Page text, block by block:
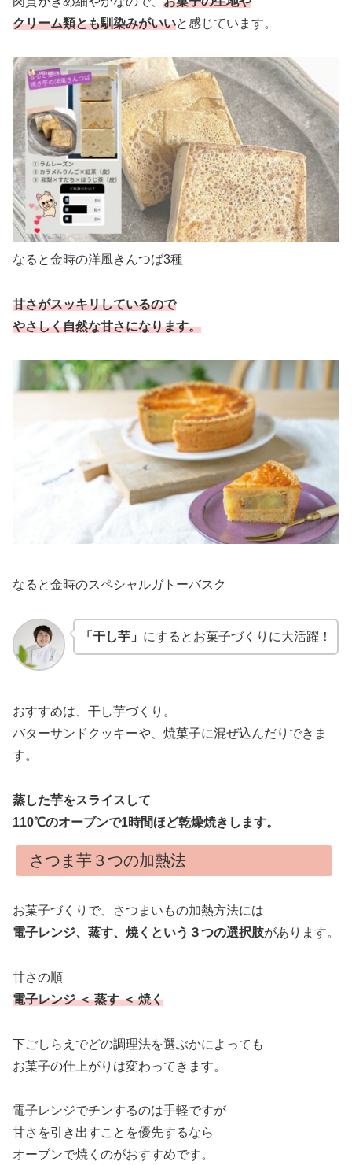
クリーム類とも馴染みがいいと感じています。
なると金時の洋風きんつば3種
甘さがスッキリしているので
やさしく自然な甘さになります。
なると金時のスペシャルガトーバスク
「干し芋」 にするとお菓子づくりに大活躍！
おすすめは、干し芋づくり。
バターサンドクッキーや、焼菓子に混ぜ込んだりできま
す。
蒸した芋をスライスして
110℃のオーブンで1時間ほど乾燥焼きします。
さつま芋３つの加熱法
お菓子づくりで、さつまいもの加熱方法には
電子レンジ、蒸す、焼くという３つの選択肢があります。
甘さの順
電子レンジ ＜ 蒸す ＜ 焼く
下ごしらえでどの調理法を選ぶかによっても
お菓子の仕上がりは変わってきます。
電子レンジでチンするのは手軽ですが
甘さを引き出すことを優先するなら
オーブンで焼くのがおすすめです。